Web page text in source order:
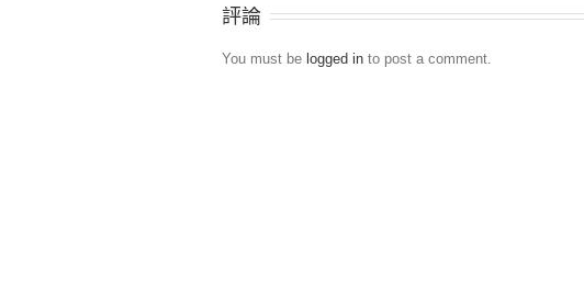
評論
You must be logged in to post a comment.